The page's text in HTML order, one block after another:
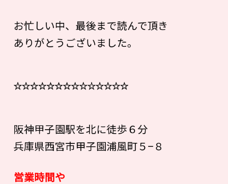
お忙しい中、最後まで読んで頂き
ありがとうございました。
☆☆☆☆☆☆☆☆☆☆☆☆☆☆
阪神甲子園駅を北に徒歩６分
兵庫県西宮市甲子園浦風町５−８
営業時間や